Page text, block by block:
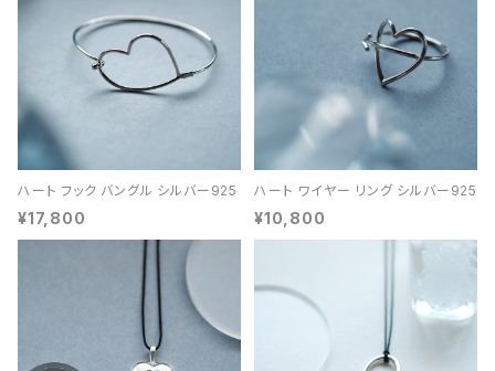
ハート フック バングル シルバー925
¥17,800
ハート ワイヤー リング シルバー925
¥10,800